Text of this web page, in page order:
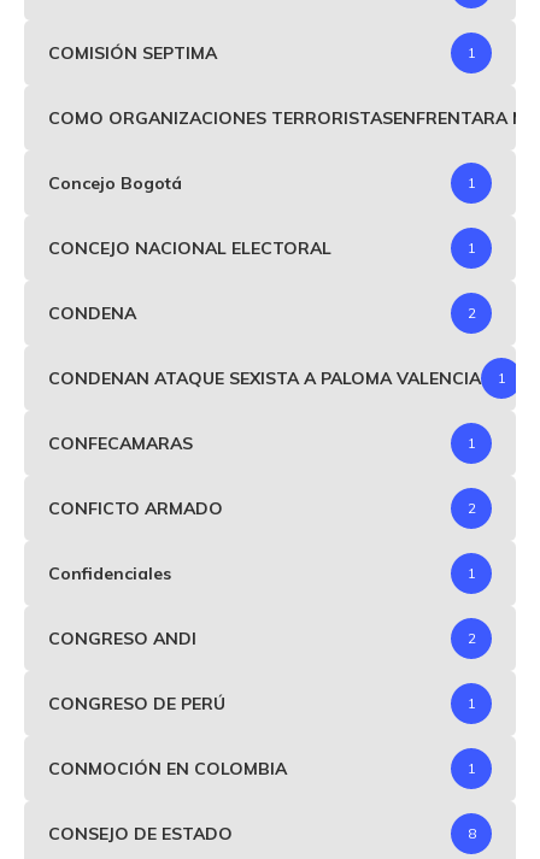
COMISIÓN SEPTIMA 1
COMO ORGANIZACIONES TERRORISTASENFRENTARA
Concejo Bogotá 1
CONCEJO NACIONAL ELECTORAL 1
CONDENA 2
CONDENAN ATAQUE SEXISTA A PALOMA VALENCIA 1
CONFECAMARAS 1
CONFICTO ARMADO 2
Confidenciales 1
CONGRESO ANDI 2
CONGRESO DE PERÚ 1
CONMOCIÓN EN COLOMBIA 1
CONSEJO DE ESTADO 8